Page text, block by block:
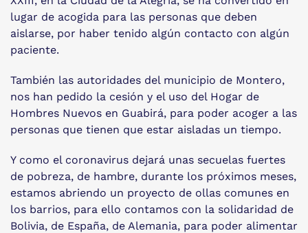
lugar de acogida para las personas que deben
aislarse, por haber tenido algún contacto con algún
paciente.
También las autoridades del municipio de Montero,
nos han pedido la cesión y el uso del Hogar de
Hombres Nuevos en Guabirá, para poder acoger a las
personas que tienen que estar aisladas un tiempo.
Y como el coronavirus dejará unas secuelas fuertes
de pobreza, de hambre, durante los próximos meses,
estamos abriendo un proyecto de ollas comunes en
los barrios, para ello contamos con la solidaridad de
Bolivia, de España, de Alemania, para poder alimentar